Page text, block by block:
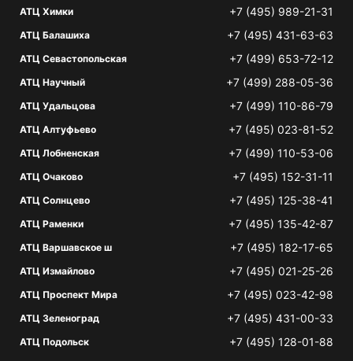
АТЦ Химки +7 (495) 989-21-31
АТЦ Балашиха +7 (495) 431-63-63
АТЦ Севастопольская +7 (499) 653-72-12
АТЦ Научный +7 (499) 288-05-36
АТЦ Удальцова +7 (499) 110-86-79
АТЦ Алтуфьево +7 (495) 023-81-52
АТЦ Лобненская +7 (499) 110-53-06
АТЦ Очаково +7 (495) 152-31-11
АТЦ Солнцево +7 (495) 125-38-41
АТЦ Раменки +7 (495) 135-42-87
АТЦ Варшавское ш +7 (495) 182-17-65
АТЦ Измайлово +7 (495) 021-25-26
АТЦ Проспект Мира +7 (495) 023-42-98
АТЦ Зеленоград +7 (495) 431-00-33
АТЦ Подольск +7 (495) 128-01-88